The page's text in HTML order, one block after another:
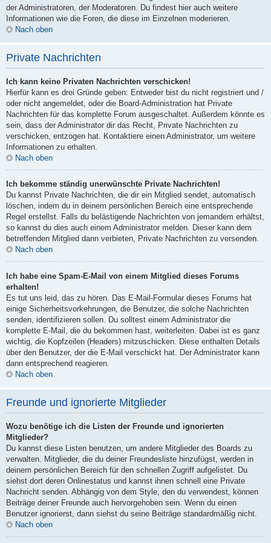
der Administratoren, der Moderatoren. Du findest hier auch weitere
Informationen wie die Foren, die diese im Einzelnen moderieren.
Nach oben
Private Nachrichten
Ich kann keine Privaten Nachrichten verschicken!
Hierfür kann es drei Gründe geben: Entweder bist du nicht registriert und /
oder nicht angemeldet, oder die Board-Administration hat Private
Nachrichten für das komplette Forum ausgeschaltet. Außerdem könnte es
sein, dass der Administrator dir das Recht, Private Nachrichten zu
verschicken, entzogen hat. Kontaktiere einen Administrator, um weitere
Informationen zu erhalten.
Nach oben
Ich bekomme ständig unerwünschte Private Nachrichten!
Du kannst Private Nachrichten, die dir ein Mitglied sendet, automatisch
löschen, indem du in deinem persönlichen Bereich eine entsprechende
Regel erstellst. Falls du belästigende Nachrichten von jemandem erhältst,
so kannst du dies auch einem Administrator melden. Dieser kann dem
betreffenden Mitglied dann verbieten, Private Nachrichten zu versenden.
Nach oben
Ich habe eine Spam-E-Mail von einem Mitglied dieses Forums
erhalten!
Es tut uns leid, das zu hören. Das E-Mail-Formular dieses Forums hat
einige Sicherheitsvorkehrungen, die Benutzer, die solche Nachrichten
senden, identifizieren sollen. Du solltest einem Administrator die
komplette E-Mail, die du bekommen hast, weiterleiten. Dabei ist es ganz
wichtig, die Kopfzeilen (Headers) mitzuschicken. Diese enthalten Details
über den Benutzer, der die E-Mail verschickt hat. Der Administrator kann
dann entsprechend reagieren.
Nach oben
Freunde und ignorierte Mitglieder
Wozu benötige ich die Listen der Freunde und ignorierten
Mitglieder?
Du kannst diese Listen benutzen, um andere Mitglieder des Boards zu
verwalten. Mitglieder, die du deiner Freundesliste hinzufügst, werden in
deinem persönlichen Bereich für den schnellen Zugriff aufgelistet. Du
siehst dort deren Onlinestatus und kannst ihnen schnell eine Private
Nachricht senden. Abhängig von dem Style, den du verwendest, können
Beiträge deiner Freunde auch hervorgehoben sein. Wenn du einen
Benutzer ignorierst, dann siehst du seine Beiträge standardmäßig nicht.
Nach oben